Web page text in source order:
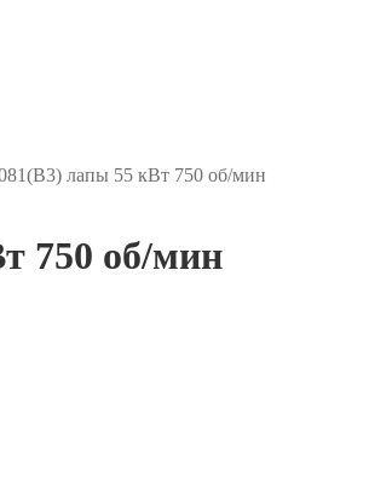
лапы 55 кВт 750 об/мин
750 об/мин